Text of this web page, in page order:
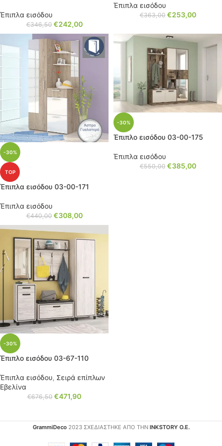
Έπιπλα εισόδου
€346,50 €242,00
Έπιπλα εισόδου
€363,00 €253,00
-30%
TOP
Έπιπλα εισόδου 03-00-171
Έπιπλα εισόδου
€440,00 €308,00
-30%
Έπιπλο εισόδου 03-00-175
Έπιπλα εισόδου
€550,00 €385,00
-30%
Έπιπλο εισόδου 03-67-110
Έπιπλα εισόδου, Σειρά επίπλων
Εβελίνα
€676,50 €471,90
GrammiDeco 2023 ΣΧΕΔΙΑΣΤΗΚΕ ΑΠΟ ΤΗΝ INKSTORY Ο.Ε.